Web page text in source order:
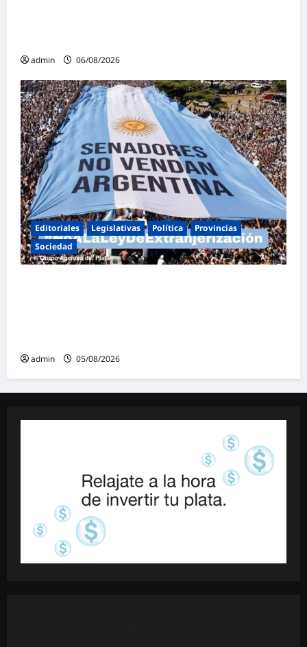
admin 06/08/2026
Editoriales Legislativas Política
Provincias
Sociedad
admin 05/08/2026